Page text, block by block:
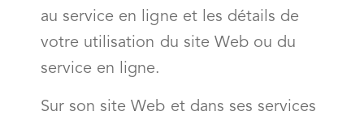
au service en ligne et les détails de
votre utilisation du site Web ou du
service en ligne.
Sur son site Web et dans ses services